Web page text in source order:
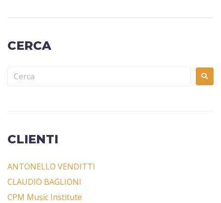
CERCA
CLIENTI
ANTONELLO VENDITTI
CLAUDIO BAGLIONI
CPM Music Institute